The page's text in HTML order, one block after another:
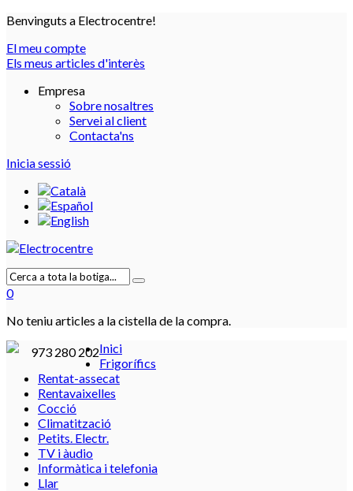
Benvinguts a Electrocentre!
El meu compte
Els meus articles d'interès
Empresa
Sobre nosaltres
Servei al client
Contacta'ns
Inicia sessió
0
No teniu articles a la cistella de la compra.
973 280 202Inici
Frigorífics
Rentat-assecat
Rentavaixelles
Cocció
Climatització
Petits. Electr.
TV i àudio
Informàtica i telefonia
Llar